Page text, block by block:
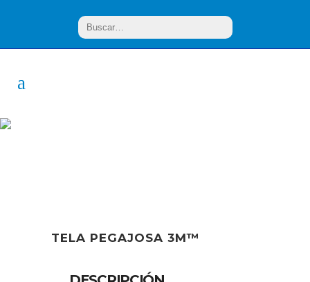
TELA PEGAJOSA 3M™